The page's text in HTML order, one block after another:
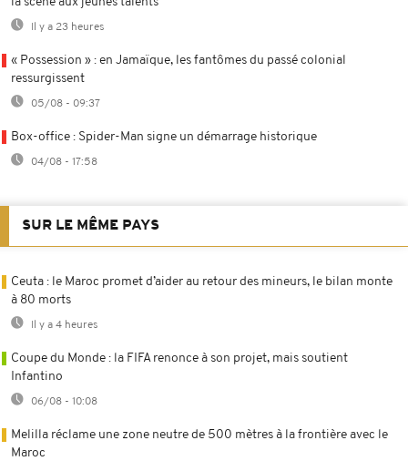
Il y a 23 heures
« Possession » : en Jamaïque, les fantômes du passé colonial
ressurgissent
05/08 - 09:37
Box-office : Spider-Man signe un démarrage historique
04/08 - 17:58
SUR LE MÊME PAYS
Ceuta : le Maroc promet d’aider au retour des mineurs, le bilan monte
à 80 morts
Il y a 4 heures
Coupe du Monde : la FIFA renonce à son projet, mais soutient
Infantino
06/08 - 10:08
Melilla réclame une zone neutre de 500 mètres à la frontière avec le
Maroc